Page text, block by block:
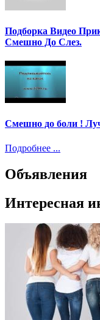
Подборка Видео
Смешно До Слез.
Смешно до боли !
Подробнее ...
Объявления
Интересная